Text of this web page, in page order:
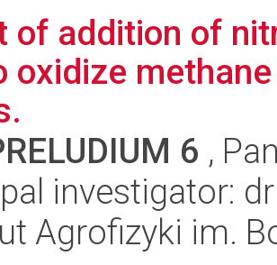
of addition of
oxidize
6 ,
investigator:
Agrofizyki im.